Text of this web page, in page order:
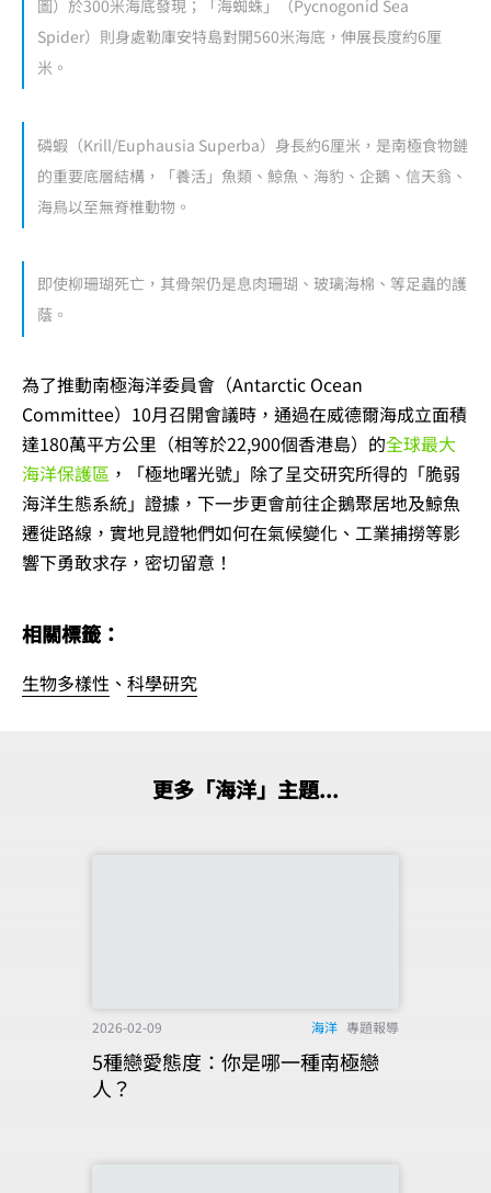
圖）於300米海底發現；「海蜘蛛」（Pycnogonid Sea
Spider）則身處勒庫安特島對開560米海底，伸展長度約6厘
米。
磷蝦（Krill/Euphausia Superba）身長約6厘米，是南極食物鏈
的重要底層結構，「養活」魚類、鯨魚、海豹、企鵝、信天翁、
海鳥以至無脊椎動物。
即使柳珊瑚死亡，其骨架仍是息肉珊瑚、玻璃海棉、等足蟲的護
蔭。
為了推動南極海洋委員會（Antarctic Ocean
Committee）10月召開會議時，通過在威德爾海成立面積
達180萬平方公里（相等於22,900個香港島）的全球最大
海洋保護區 ，「極地曙光號」除了呈交研究所得的「脆弱
海洋生態系統」證據，下一步更會前往企鵝聚居地及鯨魚
遷徙路線，實地見證牠們如何在氣候變化、工業捕撈等影
響下勇敢求存，密切留意！
相關標籤：
生物多樣性 、 科學研究
更多「海洋」主題...
2026-02-09 海洋 專題報導
5種戀愛態度：你是哪一種南極戀
人？